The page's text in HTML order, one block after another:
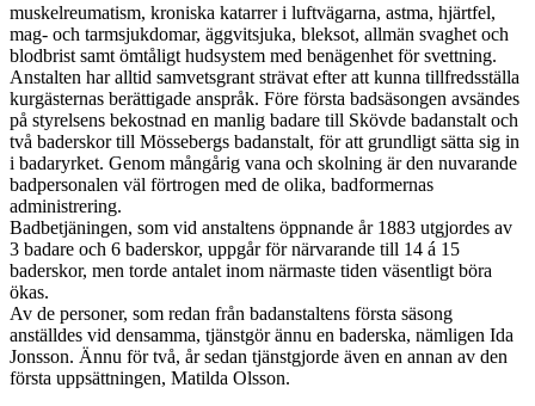
muskelreumatism, kroniska katarrer i luftvägarna, astma, hjärtfel,
mag- och tarmsjukdomar, äggvitsjuka, bleksot, allmän svaghet och
blodbrist samt ömtåligt hudsystem med benägenhet för svettning.
Anstalten har alltid samvetsgrant strävat efter att kunna tillfredsställa
kurgästernas berättigade anspråk. Före första badsäsongen avsändes
på styrelsens bekostnad en manlig badare till Skövde badanstalt och
två baderskor till Mössebergs badanstalt, för att grundligt sätta sig in
i badaryrket. Genom mångårig vana och skolning är den nuvarande
badpersonalen väl förtrogen med de olika, badformernas
administrering.
Badbetjäningen, som vid anstaltens öppnande år 1883 utgjordes av
3 badare och 6 baderskor, uppgår för närvarande till 14 á 15
baderskor, men torde antalet inom närmaste tiden väsentligt böra
ökas.
Av de personer, som redan från badanstaltens första säsong
anställdes vid densamma, tjänstgör ännu en baderska, nämligen Ida
Jonsson. Ännu för två, år sedan tjänstgjorde även en annan av den
första uppsättningen, Matilda Olsson.